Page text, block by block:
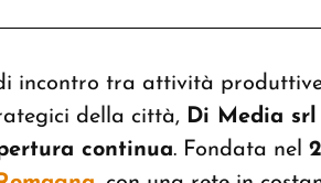
incontro tra attività
della città, Di Media srl
continua. Fondata nel